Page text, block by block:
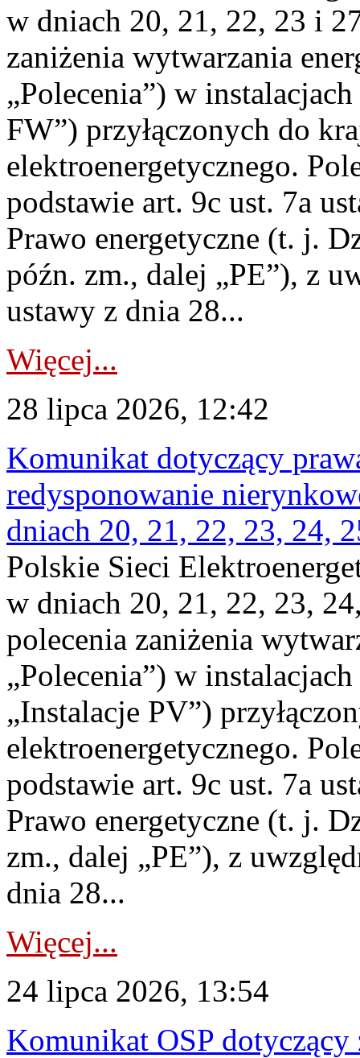
w dniach 20, 21, 22, 23 i
zaniżenia wytwarzania
„Polecenia”) w
FW”) przyłączonych do
elektroenergetycznego.
podstawie art. 9c ust. 7a
Prawo energetyczne (t. j.
późn. zm., dalej „PE”), z
ustawy z dnia 28...
Więcej...
28 lipca 2026, 12:42
Komunikat dotyczący
redysponowanie
dniach 20, 21, 22, 23, 24,
Polskie Sieci
w dniach 20, 21, 22, 23,
polecenia zaniżenia
„Polecenia”) w
„Instalacje PV”)
elektroenergetycznego.
podstawie art. 9c ust. 7a
Prawo energetyczne (t. j.
zm., dalej „PE”), z
dnia 28...
Więcej...
24 lipca 2026, 13:54
Komunikat OSP dotyczący